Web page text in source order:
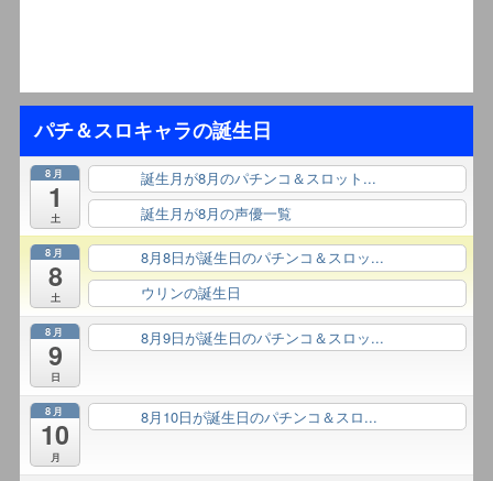
パチ＆スロキャラの誕生日
8月
1
土
誕生月が8月のパチンコ＆スロット...
誕生月が8月の声優一覧
8月
8
土
8月8日が誕生日のパチンコ＆スロッ...
ウリンの誕生日
8月
9
日
8月9日が誕生日のパチンコ＆スロッ...
8月
10
月
8月10日が誕生日のパチンコ＆スロ...